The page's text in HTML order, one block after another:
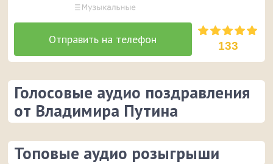
133
Голосовые аудио поздравления
от Владимира Путина
Топовые аудио розыгрыши